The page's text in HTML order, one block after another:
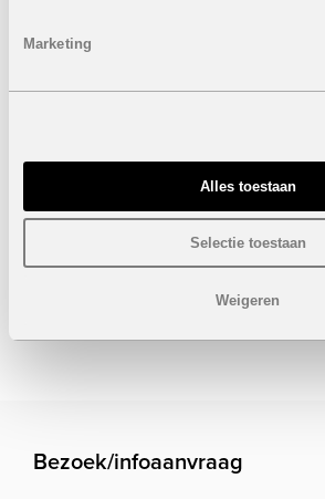
Marketing
Alles toestaan
Selectie toestaan
Weigeren
Ondergrondse berging
met vriesvak, afwasmachine,
Airconditioning koud/warm
Volledig meubelpakket
De foto's zijn van de modelwoning.
Bezoek/infoaanvraag